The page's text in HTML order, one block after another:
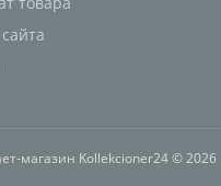
магазин Kollekcioner24 © 2026